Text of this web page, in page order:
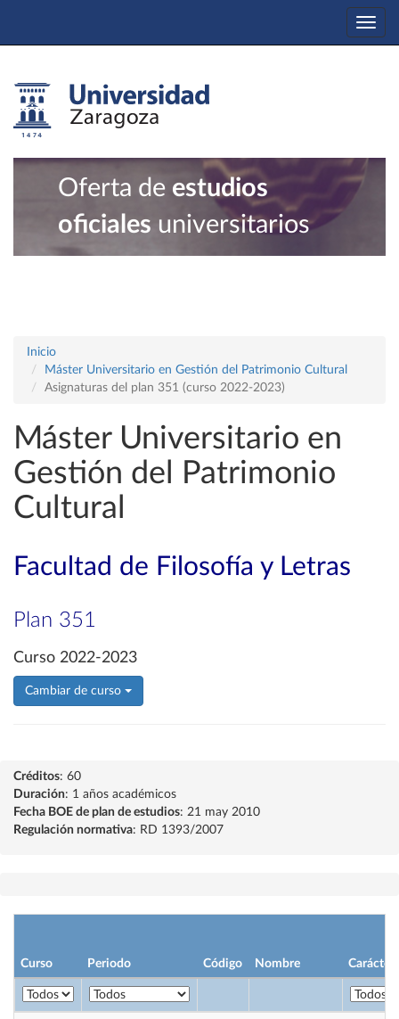
Oferta de estudios
oficiales universitarios
Inicio
Máster Universitario en Gestión del Patrimonio Cultural
Asignaturas del plan 351 (curso 2022-2023)
Máster Universitario en
Gestión del Patrimonio
Cultural
Facultad de Filosofía y Letras
Plan 351
Curso 2022-2023
Cambiar de curso
Créditos: 60
Duración: 1 años académicos
Fecha BOE de plan de estudios: 21 may 2010
Regulación normativa: RD 1393/2007
Curso Periodo Código Nombre Carácter